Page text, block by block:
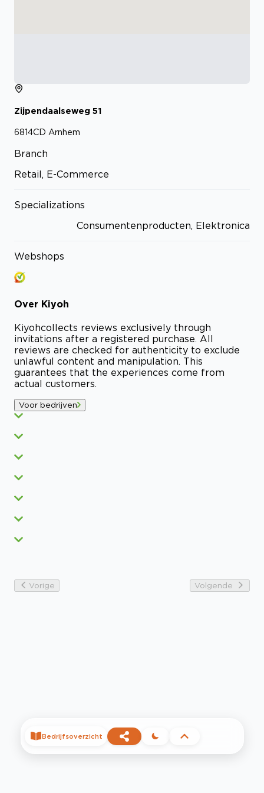
Zijpendaalseweg 51
6814CD Arnhem
Branch
Retail, E-Commerce
Specializations
Consumentenproducten, Elektronica
Webshops
Over Kiyoh
Kiyohcollects reviews exclusively through
invitations after a registered purchase. All
reviews are checked for authenticity to exclude
unlawful content and manipulation. This
guarantees that the experiences come from
actual customers.
Voor bedrijven
Vorige Volgende
Bedrijfsoverzicht